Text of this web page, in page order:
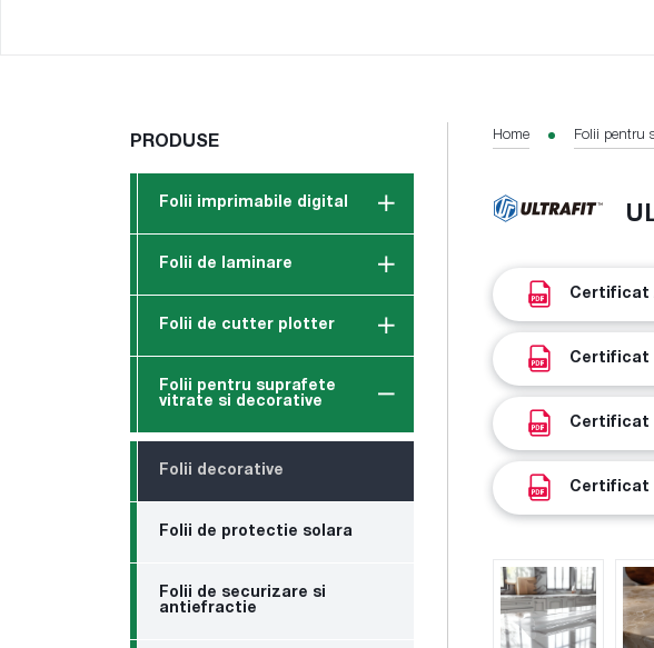
PRODUSE
Folii imprimabile digital
Folii de laminare
Folii de cutter plotter
Folii pentru suprafete
vitrate si decorative
Folii decorative
Folii de protectie solara
Folii de securizare si
antiefractie
Home Folii pentru
Certificat
Certificat
Certificat
Certificat